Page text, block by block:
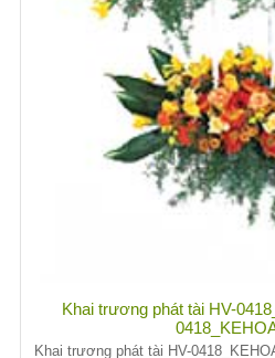
Khai trương phát tài HV-
Khai trương phát tài HV-